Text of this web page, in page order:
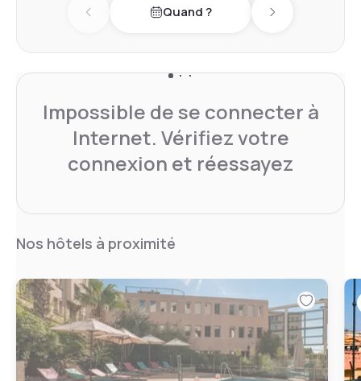
Previous dayQuand ? Next day
Impossible de se connecter à
Internet. Vérifiez votre
connexion et réessayez
Nos hôtels à proximité